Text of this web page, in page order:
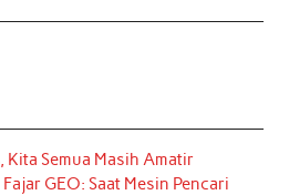
Kita Semua Masih Amatir
Fajar GEO: Saat Mesin Pencari